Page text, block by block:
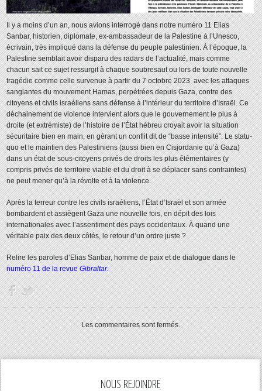
Il y a moins d’un an, nous avions interrogé dans notre numéro 11 Elias
Sanbar, historien, diplomate, ex-ambassadeur de la Palestine à l’Unesco,
écrivain, très impliqué dans la défense du peuple palestinien. À l’époque, la
Palestine semblait avoir disparu des radars de l’actualité, mais comme
chacun sait ce sujet ressurgit à chaque soubresaut ou lors de toute nouvelle
tragédie comme celle survenue à partir du 7 octobre 2023 avec les attaques
sanglantes du mouvement Hamas, perpétrées depuis Gaza, contre des
citoyens et civils israéliens sans défense à l’intérieur du territoire d’Israël. Ce
déchainement de violence intervient alors que le gouvernement le plus à
droite (et extrémiste) de l’histoire de l’État hébreu croyait avoir la situation
sécuritaire bien en main, en gérant un conflit dit de “basse intensité”. Le statu-
quo et le maintien des Palestiniens (aussi bien en Cisjordanie qu’à Gaza)
dans un état de sous-citoyens privés de droits les plus élémentaires (y
compris privés de territoire viable et du droit à se déplacer sans contraintes)
ne peut mener qu’à la révolte et à la violence.
Après la terreur contre les civils israéliens, l’État d’Israël et son armée
bombardent et assiègent Gaza une nouvelle fois, en dépit des lois
internationales avec l’assentiment des pays occidentaux. À quand une
véritable paix des deux côtés, le retour d’un ordre juste ?
Relire les paroles d’Elias Sanbar, homme de paix et de dialogue dans le
numéro 11 de la revueGibraltar.
Les commentaires sont fermés.
NOUS REJOINDRE